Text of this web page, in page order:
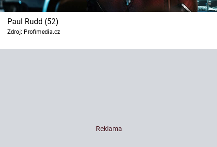
Paul Rudd (52)
Zdroj: Profimedia.cz